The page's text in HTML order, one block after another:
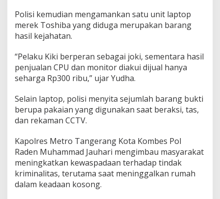
Polisi kemudian mengamankan satu unit laptop
merek Toshiba yang diduga merupakan barang
hasil kejahatan.
“Pelaku Kiki berperan sebagai joki, sementara hasil
penjualan CPU dan monitor diakui dijual hanya
seharga Rp300 ribu,” ujar Yudha.
Selain laptop, polisi menyita sejumlah barang bukti
berupa pakaian yang digunakan saat beraksi, tas,
dan rekaman CCTV.
Kapolres Metro Tangerang Kota Kombes Pol
Raden Muhammad Jauhari mengimbau masyarakat
meningkatkan kewaspadaan terhadap tindak
kriminalitas, terutama saat meninggalkan rumah
dalam keadaan kosong.